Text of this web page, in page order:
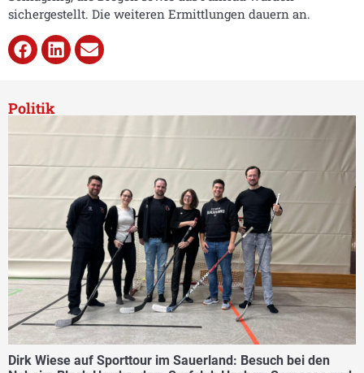
sichergestellt. Die weiteren Ermittlungen dauern an.
Politik
Dirk Wiese auf Sporttour im Sauerland: Besuch bei den